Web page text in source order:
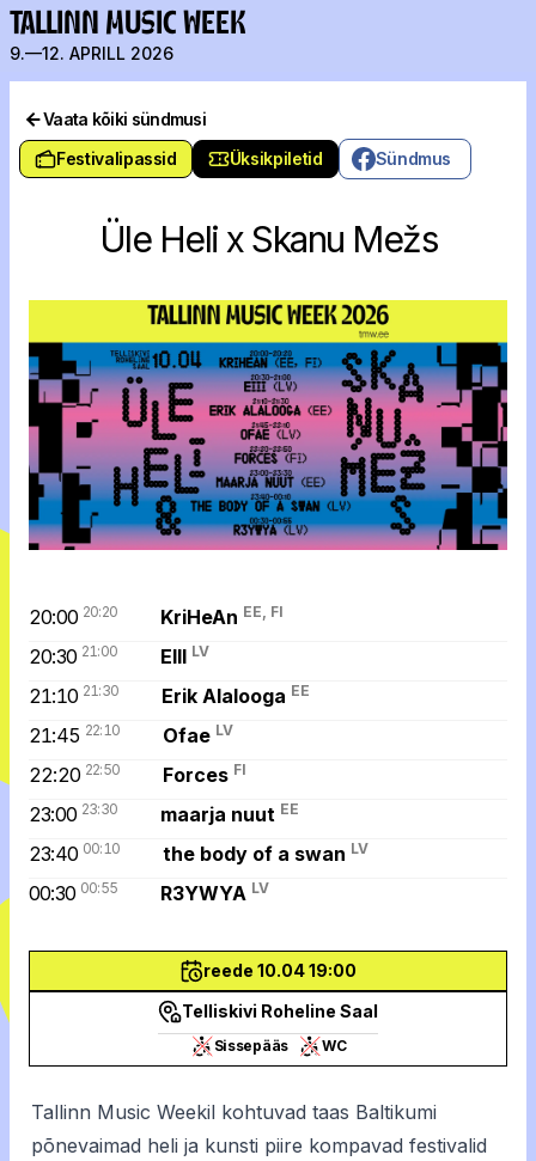
TALLINN MUSIC WEEK
9.—12. APRILL 2026
Vaata kõiki sündmusi
Festivalipassid
Üksikpiletid Sündmus
Üle Heli x Skanu Mežs
reede 10.04 19:00
Telliskivi Roheline Saal
Sissepääs WC
Tallinn Music Weekil kohtuvad taas Baltikumi
põnevaimad heli ja kunsti piire kompavad festivalid
20:00 20:20 KriHeAn EE, FI
20:30 21:00 EIII LV
21:10 21:30 Erik Alalooga EE
21:45 22:10 Ofae LV
22:20 22:50 Forces FI
23:00 23:30 maarja nuut EE
23:40 00:10 the body of a swan LV
00:30 00:55 R3YWYA LV